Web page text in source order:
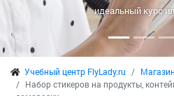
идеальный курс
Учебный центр FlyLady.ru Магазин
Набор стикеров на продукты,